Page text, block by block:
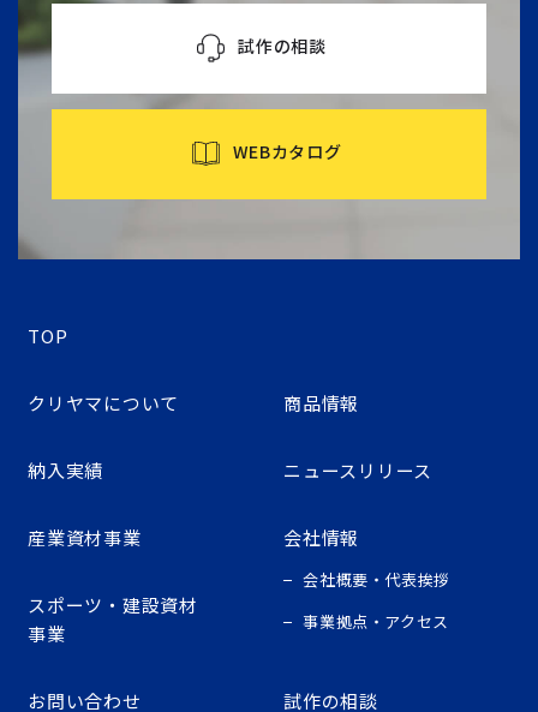
試作の相談
WEBカタログ
TOP
クリヤマについて 商品情報
納入実績 ニュースリリース
産業資材事業
スポーツ・建設資材
事業
会社情報
会社概要・代表挨拶
事業拠点・アクセス
お問い合わせ 試作の相談